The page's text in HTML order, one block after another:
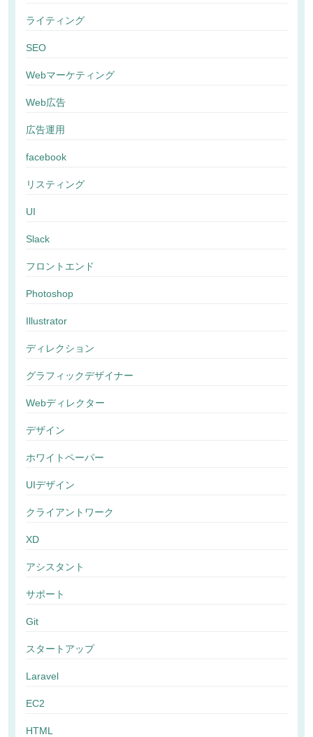
ライティング
SEO
Webマーケティング
Web広告
広告運用
facebook
リスティング
UI
Slack
フロントエンド
Photoshop
Illustrator
ディレクション
グラフィックデザイナー
Webディレクター
デザイン
ホワイトペーパー
UIデザイン
クライアントワーク
XD
アシスタント
サポート
Git
スタートアップ
Laravel
EC2
HTML